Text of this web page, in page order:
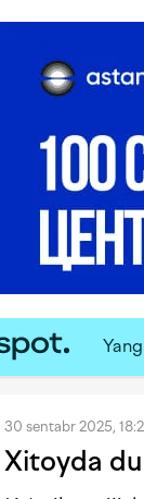
30 sentabr 2025,
Xitoyda